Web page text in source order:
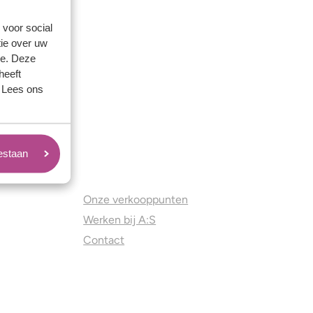
voor social
over uw
Deze
ons
Onze verkooppunten
Werken bij A:S
Contact